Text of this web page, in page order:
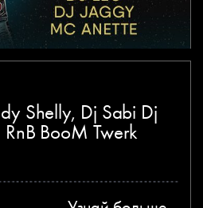
Shelly, Dj Sabi Dj
BooM Twerk